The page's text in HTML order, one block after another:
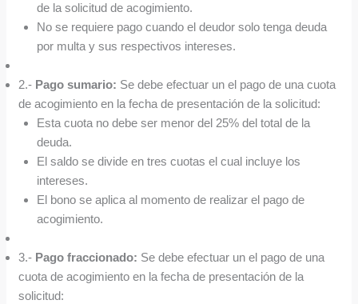
de la solicitud de acogimiento.
No se requiere pago cuando el deudor solo tenga deuda
por multa y sus respectivos intereses.
2.- Pago sumario: Se debe efectuar un el pago de una cuota
de acogimiento en la fecha de presentación de la solicitud:
Esta cuota no debe ser menor del 25% del total de la
deuda.
El saldo se divide en tres cuotas el cual incluye los
intereses.
El bono se aplica al momento de realizar el pago de
acogimiento.
3.- Pago fraccionado: Se debe efectuar un el pago de una
cuota de acogimiento en la fecha de presentación de la
solicitud: